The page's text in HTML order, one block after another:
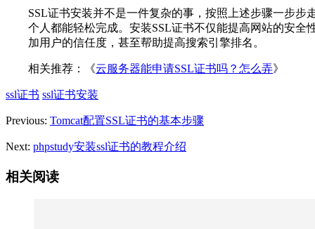
SSL证书安装并不是一件复杂的事，按照上述步骤一步步
个人都能轻松完成。安装SSL证书不仅能提高网站的安全
加用户的信任度，甚至帮助提高搜索引擎排名。
相关推荐：《云服务器能申请SSL证书吗？怎么弄》
ssl证书 ssl证书安装
Previous: Tomcat配置SSL证书的基本步骤
Next: phpstudy安装ssl证书的教程介绍
相关阅读